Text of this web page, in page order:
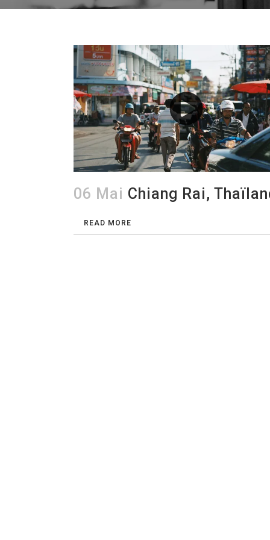
06 Mai Chiang Rai,
READ MORE